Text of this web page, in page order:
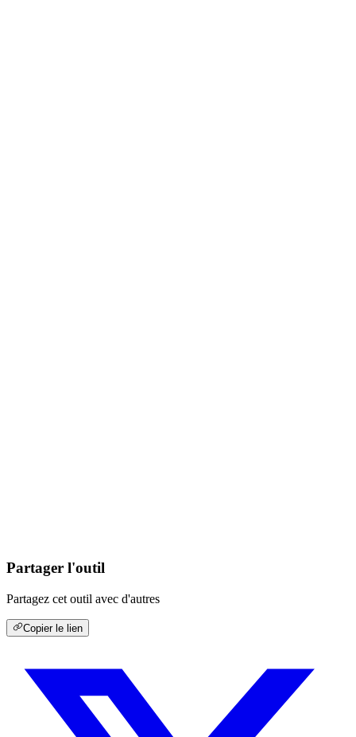
Partager l'outil
Partagez cet outil avec d'autres
Copier le lien